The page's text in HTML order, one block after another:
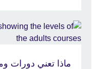
ماذا تعني دورات